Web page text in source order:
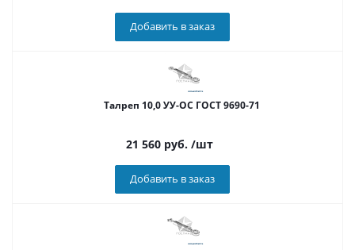
Добавить в заказ
Талреп 10,0 УУ-ОС ГОСТ 9690-71
21 560 руб. /шт
Добавить в заказ